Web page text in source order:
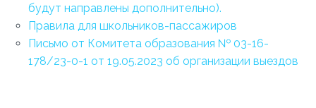
будут направлены дополнительно).
Правила для школьников-пассажиров
Письмо от Комитета образования № 03-16-
178/23-0-1 от 19.05.2023 об организации выездов